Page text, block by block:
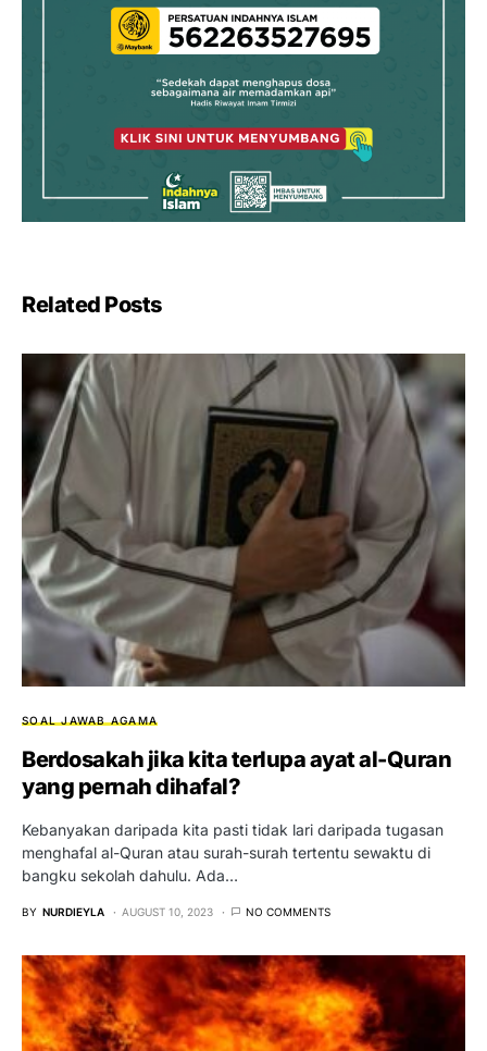
Related Posts
SOAL JAWAB AGAMA
Berdosakah jika kita terlupa ayat al-Quran
yang pernah dihafal?
Kebanyakan daripada kita pasti tidak lari daripada tugasan
menghafal al-Quran atau surah-surah tertentu sewaktu di
bangku sekolah dahulu. Ada…
BY NURDIEYLA AUGUST 10, 2023 NO COMMENTS